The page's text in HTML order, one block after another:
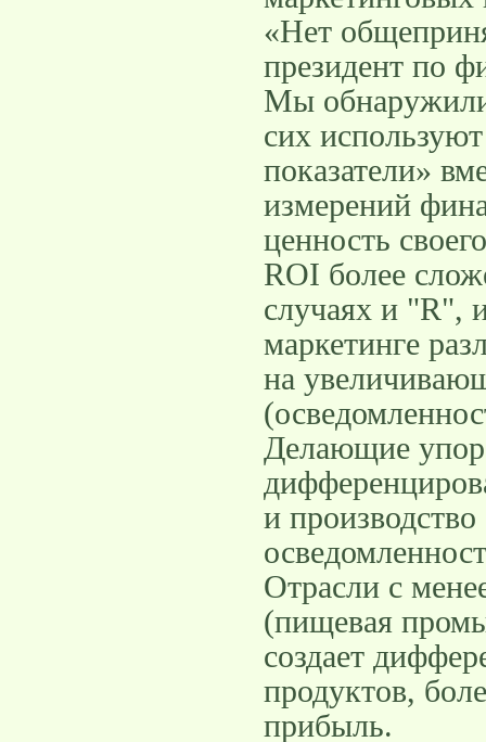
«Нет
президент по
Мы
сих
показатели»
измерений
ценность
ROI более
случаях и "R",
маркетинге
на
Делающие упор
и
Отрасли с
(пищевая
создает
продуктов,
прибыль.